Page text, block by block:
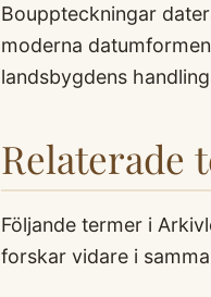
Bouppteckningar
moderna
landsbygdens
Relaterade
Följande termer i
forskar vidare i